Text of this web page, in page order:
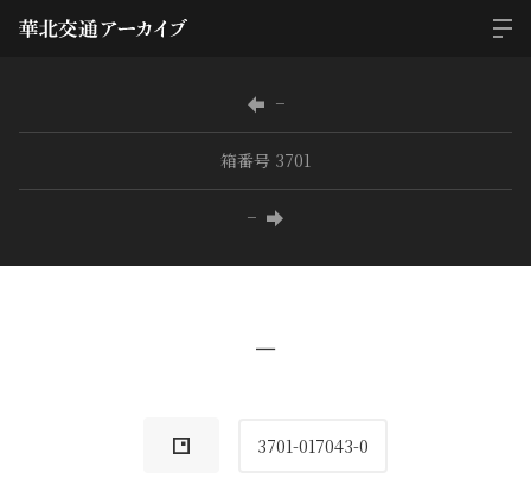
−
箱番号 3701
−
−
3701-017043-0